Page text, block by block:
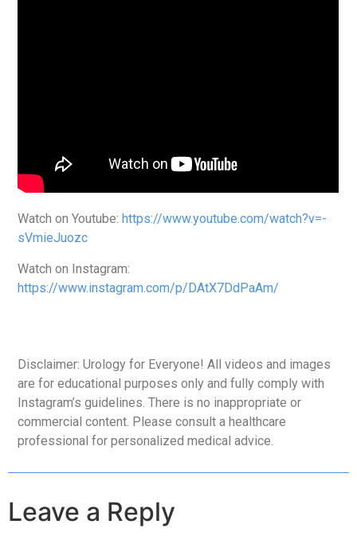
Watch on Youtube: https://www.youtube.com/watch?v=-
sVmieJuozc
Watch on Instagram:
https://www.instagram.com/p/DAtX7DdPaAm/
Disclaimer: Urology for Everyone! All videos and images
are for educational purposes only and fully comply with
Instagram’s guidelines. There is no inappropriate or
commercial content. Please consult a healthcare
professional for personalized medical advice.
Leave a Reply